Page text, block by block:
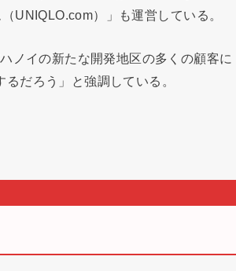
UNIQLO.com）」も運営している。
ノイの新たな開発地区の多くの顧客に
だろう」と強調している。